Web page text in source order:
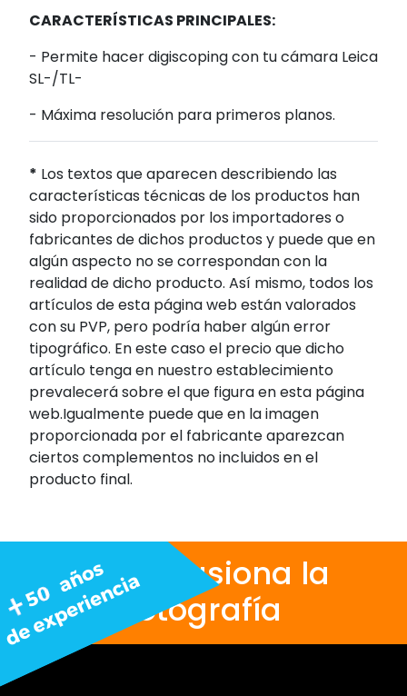
CARACTERÍSTICAS PRINCIPALES:
- Permite hacer digiscoping con tu cámara Leica
SL-/TL-
- Máxima resolución para primeros planos.
* Los textos que aparecen describiendo las
características técnicas de los productos han
sido proporcionados por los importadores o
fabricantes de dichos productos y puede que en
algún aspecto no se correspondan con la
realidad de dicho producto. Así mismo, todos los
artículos de esta página web están valorados
con su PVP, pero podría haber algún error
tipográfico. En este caso el precio que dicho
artículo tenga en nuestro establecimiento
prevalecerá sobre el que figura en esta página
web.Igualmente puede que en la imagen
proporcionada por el fabricante aparezcan
ciertos complementos no incluidos en el
producto final.
Nos apasiona la
fotografía